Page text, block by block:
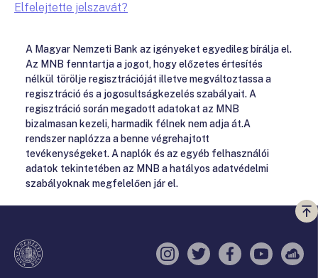
Elfelejtette jelszavát?
A Magyar Nemzeti Bank az igényeket egyedileg bírálja el.
Az MNB fenntartja a jogot, hogy előzetes értesítés
nélkül törölje regisztrációját illetve megváltoztassa a
regisztráció és a jogosultságkezelés szabályait. A
regisztráció során megadott adatokat az MNB
bizalmasan kezeli, harmadik félnek nem adja át.A
rendszer naplózza a benne végrehajtott
tevékenységeket. A naplók és az egyéb felhasználói
adatok tekintetében az MNB a hatályos adatvédelmi
szabályoknak megfelelően jár el.
a
Instagram
TwitterFacebook
YouTube